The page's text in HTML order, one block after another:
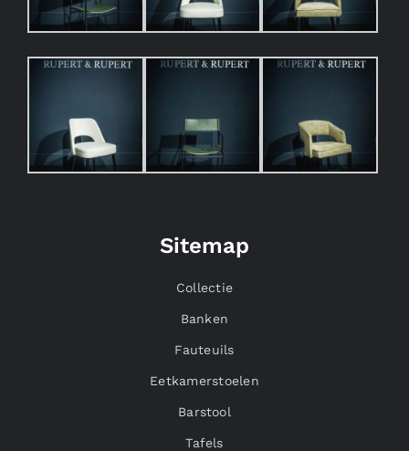
Sitemap
Collectie
Banken
Fauteuils
Eetkamerstoelen
Barstool
Tafels